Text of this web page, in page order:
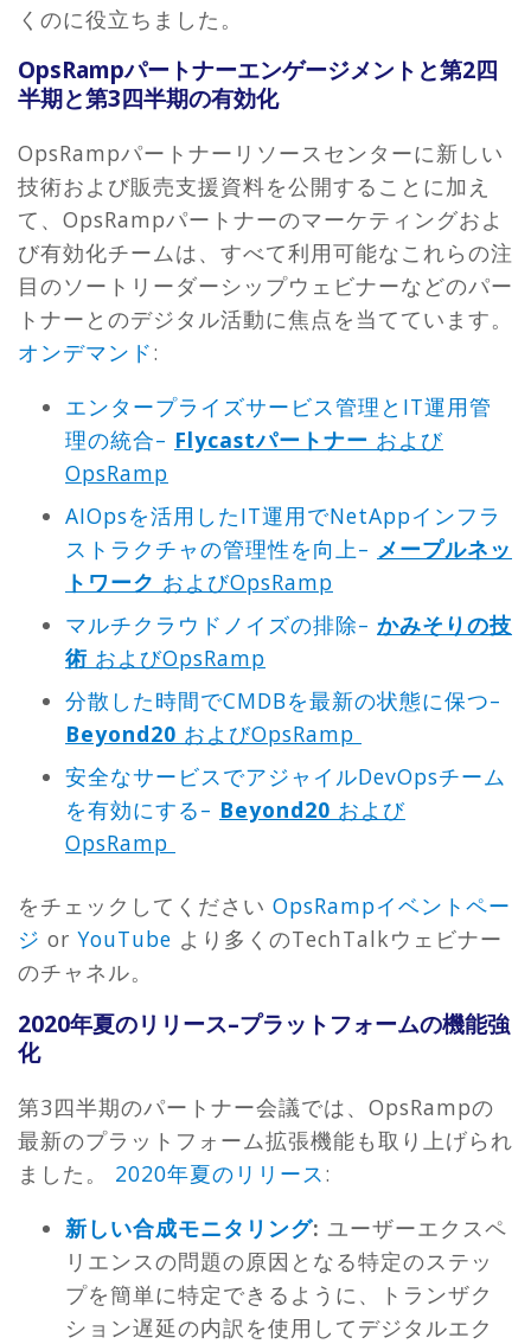
くのに役立ちました。
OpsRampパートナーエンゲージメントと第2四
半期と第3四半期の有効化
OpsRampパートナーリソースセンターに新しい
技術および販売支援資料を公開することに加え
て、OpsRampパートナーのマーケティングおよ
び有効化チームは、すべて利用可能なこれらの注
目のソートリーダーシップウェビナーなどのパー
トナーとのデジタル活動に焦点を当てています。
オンデマンド:
エンタープライズサービス管理とIT運用管
理の統合– Flycastパートナー および
OpsRamp
AIOpsを活用したIT運用でNetAppインフラ
ストラクチャの管理性を向上– メープルネッ
トワーク およびOpsRamp
マルチクラウドノイズの排除– かみそりの技
術 およびOpsRamp
分散した時間でCMDBを最新の状態に保つ–
Beyond20 およびOpsRamp
安全なサービスでアジャイルDevOpsチーム
を有効にする– Beyond20 および
OpsRamp
をチェックしてください OpsRampイベントペー
ジ or YouTube より多くのTechTalkウェビナー
のチャネル。
2020年夏のリリース–プラットフォームの機能強
化
第3四半期のパートナー会議では、OpsRampの
最新のプラットフォーム拡張機能も取り上げられ
ました。 2020年夏のリリース:
新しい合成モニタリング: ユーザーエクスペ
リエンスの問題の原因となる特定のステッ
プを簡単に特定できるように、トランザク
ション遅延の内訳を使用してデジタルエク